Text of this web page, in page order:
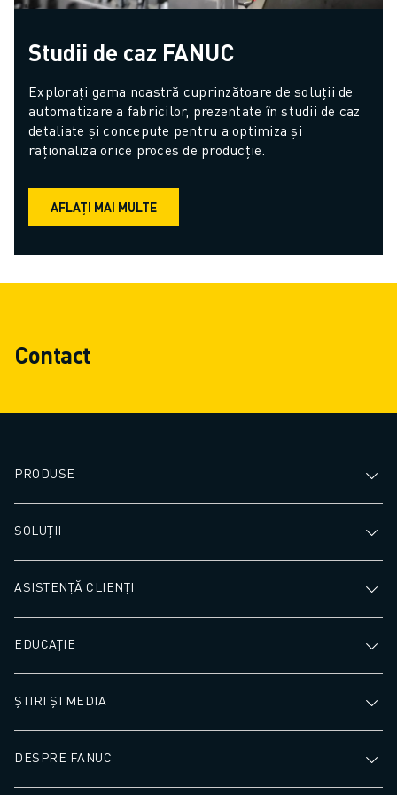
Studii de caz FANUC
Explorați gama noastră cuprinzătoare de soluții de
automatizare a fabricilor, prezentate în studii de caz
detaliate și concepute pentru a optimiza și
raționaliza orice proces de producție.
AFLAȚI MAI MULTE
Contact
PRODUSE
SOLUȚII
ASISTENȚĂ CLIENȚI
EDUCAȚIE
ȘTIRI ȘI MEDIA
DESPRE FANUC